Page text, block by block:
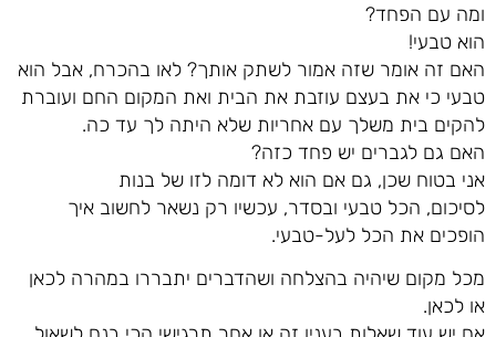
ומה עם הפחד?
הוא טבעי!
האם זה אומר שזה אמור לשתק אותך? לאו בהכרח, אבל הוא
טבעי כי את בעצם עוזבת את הבית ואת המקום החם ועוברת
להקים בית משלך עם אחריות שלא היתה לך עד כה.
האם גם לגברים יש פחד כזה?
אני בטוח שכן, גם אם הוא לא דומה לזו של בנות
לסיכום, הכל טבעי ובסדר, עכשיו רק נשאר לחשוב איך
הופכים את הכל לעל-טבעי.
מכל מקום שיהיה בהצלחה ושהדברים יתבררו במהרה לכאן
או לכאן.